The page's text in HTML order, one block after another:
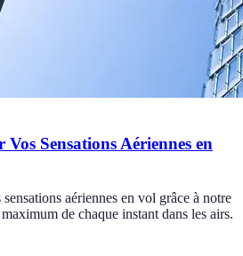
Sensations Aériennes en
aériennes en vol grâce à notre
de chaque instant dans les airs.